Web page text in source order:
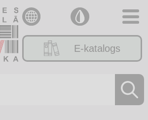
E-katalogs